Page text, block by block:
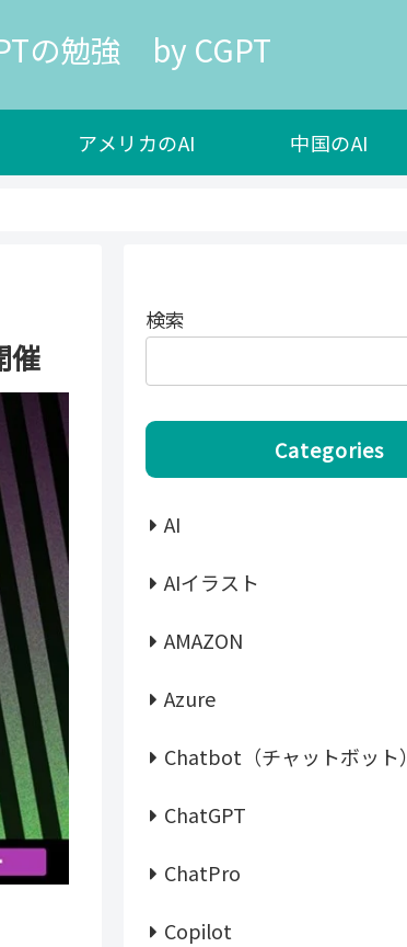
の勉強 by CGPT
アメリカのAI 中国のAI
催
検索
Categories
AI
AIイラスト
AMAZON
Azure
Chatbot（チャットボット）
ChatGPT
ChatPro
Copilot